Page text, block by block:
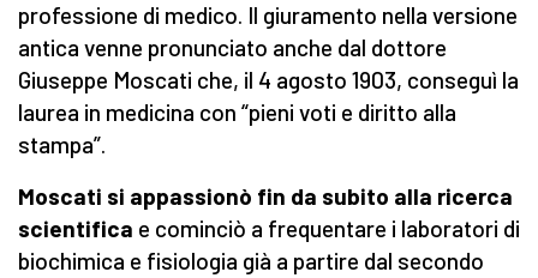
professione di medico. Il giuramento nella versione
antica venne pronunciato anche dal dottore
Giuseppe Moscati che, il 4 agosto 1903, conseguì la
laurea in medicina con “pieni voti e diritto alla
stampa”.
Moscati si appassionò fin da subito alla ricerca
scientifica e cominciò a frequentare i laboratori di
biochimica e fisiologia già a partire dal secondo